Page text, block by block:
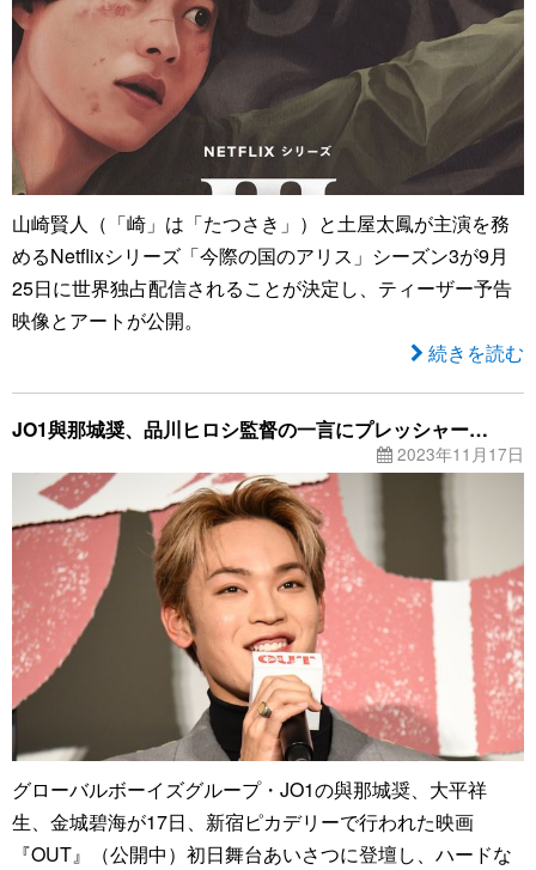
山崎賢人（「崎」は「たつさき」）と土屋太鳳が主演を務
めるNetflixシリーズ「今際の国のアリス」シーズン3が9月
25日に世界独占配信されることが決定し、ティーザー予告
映像とアートが公開。
続きを読む
JO1與那城奨、品川ヒロシ監督の一言にプレッシャー…
2023年11月17日
グローバルボーイズグループ・JO1の與那城奨、大平祥
生、金城碧海が17日、新宿ピカデリーで行われた映画
『OUT』（公開中）初日舞台あいさつに登壇し、ハードな